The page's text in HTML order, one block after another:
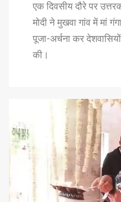
एक दिवसीय दौरे पर
मोदी ने मुखवा गांव में मां
पूजा-अर्चना कर
की।